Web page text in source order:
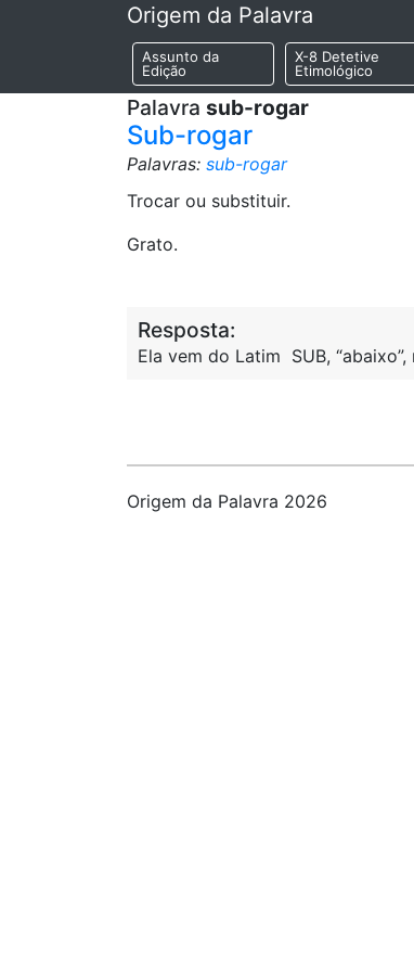
Origem da Palavra
Assunto da
Edição
X-8 Detetive
Etimológico
Palavra sub-rogar
Sub-rogar
Palavras: sub-rogar
Trocar ou substituir.
Grato.
Resposta:
Ela vem do Latim SUB, “abaixo”,
Origem da Palavra 2026